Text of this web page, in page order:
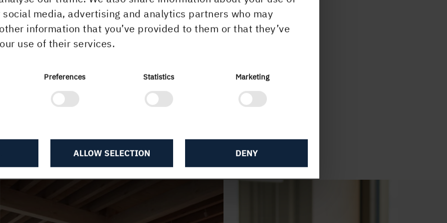
media, advertising and analytics partners who may
information that you’ve provided to them or that they’ve
use of their services.
Preferences Statistics Marketing
DENY
ALLOW SELECTION
for å tilrettelegge for rasjonell og
som garanterer både
konstruksjonene.
hvilken løsning som anbefales, og
å få til spesialløsninger ved
i spørsmål som gjelder
er nødvendige i